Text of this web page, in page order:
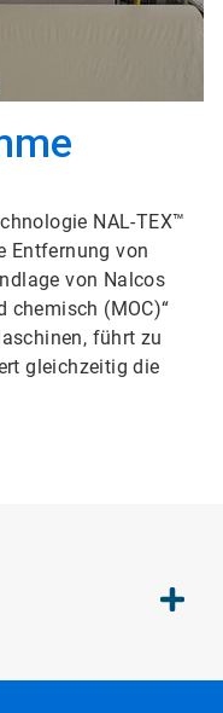
NAL-TEX™
Entfernung von
von Nalcos
chemisch (MOC)“
führt zu
gleichzeitig die